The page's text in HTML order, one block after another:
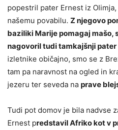
popestril pater Ernest iz
našemu povabilu. Z njegovo
baziliki Marije pomagaj mašo,
nagovoril tudi tamkajšnji pater
izletnike običajno, smo se z
tam pa naravnost na ogled in
jezeru ter seveda na prave
Tudi pot domov je bila nadvse
Ernest predstavil Afriko kot v